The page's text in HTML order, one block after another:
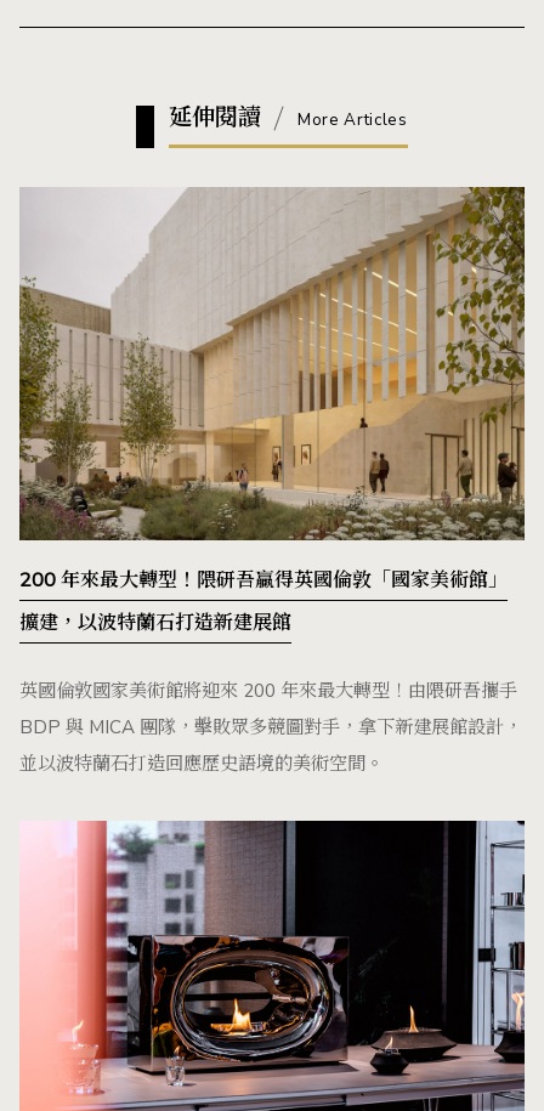
延伸閱讀 More Articles
200 年來最大轉型！隈研吾贏得英國倫敦「國家美術館」
擴建，以波特蘭石打造新建展館
英國倫敦國家美術館將迎來 200 年來最大轉型！由隈研吾攜手
BDP 與 MICA 團隊，擊敗眾多競圖對手，拿下新建展館設計，
並以波特蘭石打造回應歷史語境的美術空間。